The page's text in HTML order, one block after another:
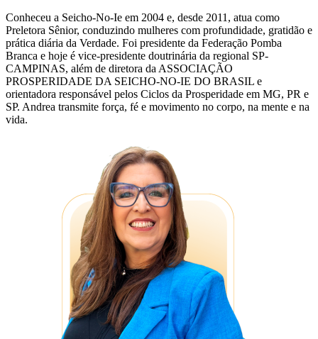
Conheceu a Seicho-No-Ie em 2004 e, desde 2011, atua como
Preletora Sênior, conduzindo mulheres com profundidade, gratidão e
prática diária da Verdade. Foi presidente da Federação Pomba
Branca e hoje é vice-presidente doutrinária da regional SP-
CAMPINAS, além de diretora da ASSOCIAÇÃO
PROSPERIDADE DA SEICHO-NO-IE DO BRASIL e
orientadora responsável pelos Ciclos da Prosperidade em MG, PR e
SP. Andrea transmite força, fé e movimento no corpo, na mente e na
vida.